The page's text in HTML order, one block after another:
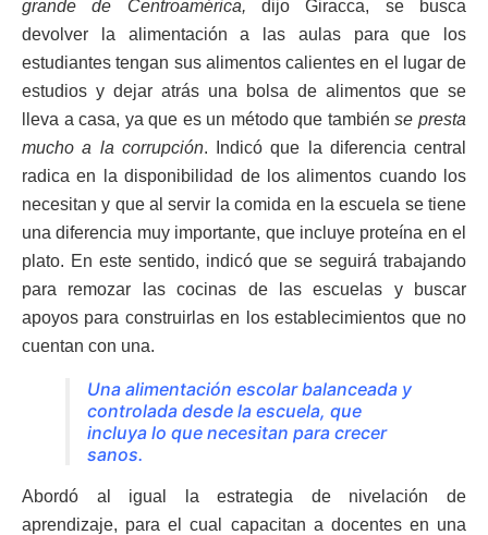
grande de Centroamérica, dijo Giracca, se busca
devolver la alimentación a las aulas para que los
estudiantes tengan sus alimentos calientes en el lugar de
estudios y dejar atrás una bolsa de alimentos que se
lleva a casa, ya que es un método que también se presta
mucho a la corrupción. Indicó que la diferencia central
radica en la disponibilidad de los alimentos cuando los
necesitan y que al servir la comida en la escuela se tiene
una diferencia muy importante, que incluye proteína en el
plato. En este sentido, indicó que se seguirá trabajando
para remozar las cocinas de las escuelas y buscar
apoyos para construirlas en los establecimientos que no
cuentan con una.
Una alimentación escolar balanceada y
controlada desde la escuela, que
incluya lo que necesitan para crecer
sanos.
Abordó al igual la estrategia de nivelación de
aprendizaje, para el cual capacitan a docentes en una